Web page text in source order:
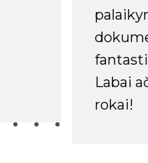
Labai
rokai!